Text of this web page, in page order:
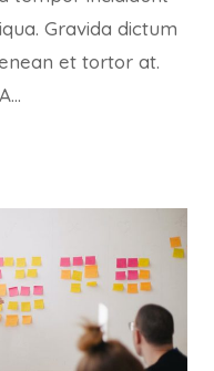
Gravida dictum
et tortor at.